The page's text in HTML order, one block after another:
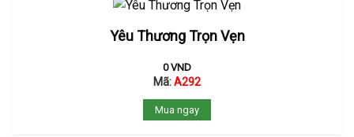
Yêu Thương Trọn Vẹn
0VND
Mã:A292
Mua ngay